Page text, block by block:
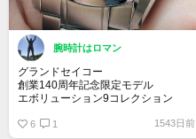
腕時計はロマン
グランドセイコー
創業140周年記念限定モデル
エボリューション9コレクション
琵琶湖の湖面をイメージした水面(み
6 1 1543日前